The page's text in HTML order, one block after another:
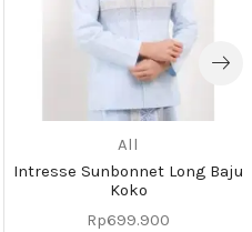
All
Intresse Sunbonnet Long Baju
Koko
Rp699.900